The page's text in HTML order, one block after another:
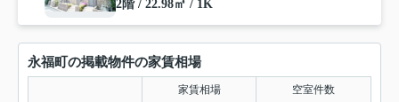
2階 / 22.98㎡ / 1K
永福町の掲載物件の家賃相場
家賃相場 空室件数